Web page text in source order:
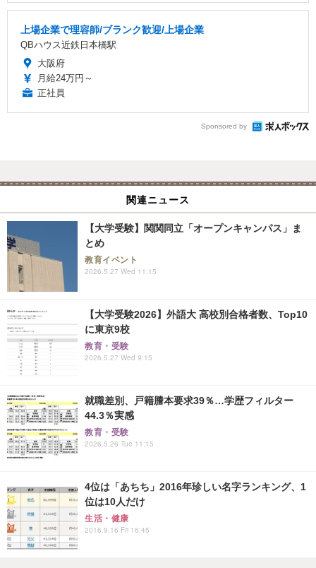
上場企業で理容師/ブランク歓迎/上場企業
QBハウス近鉄日本橋駅
大阪府
月給24万円～
正社員
Sponsored by
関連ニュース
【大学受験】関関同立「オープンキャンパス」ま
とめ
教育イベント
2026.5.27 Wed 11:15
【大学受験2026】外語大 高校別合格者数、Top10
に東京9校
教育・受験
2026.5.27 Wed 9:15
就職差別、戸籍謄本要求39％…学歴フィルター
44.3％実感
教育・受験
2026.5.26 Tue 11:15
4位は「あちち」2016年珍しい名字ランキング、1
位は10人だけ
生活・健康
2016.9.16 Fri 16:45